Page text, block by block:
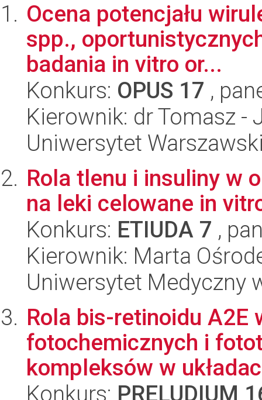
Ocena potencjału
spp.,
badania in vitro or...
Konkurs: OPUS 17 ,
Kierownik: dr Tomasz -
Uniwersytet
Rola tlenu i insuliny w
na leki celowane in
Konkurs: ETIUDA 7 ,
Kierownik: Marta
Uniwersytet Medyczny
Rola bis-retinoidu A2E
fotochemicznych i
kompleksów w
Konkurs: PRELUDIUM